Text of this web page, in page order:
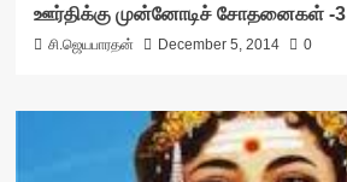
ஊர்திக்கு முன்னோடிச் சோதனைகள் -3
சி.ஜெயபாரதன் December 5, 2014 0